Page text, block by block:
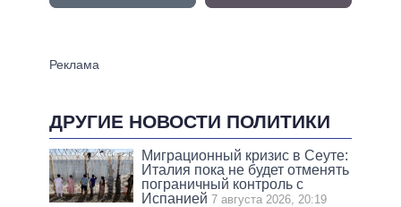
ДРУГИЕ НОВОСТИ ПОЛИТИКИ
Миграционный кризис в Сеуте:
Италия пока не будет отменять
пограничный контроль с
Испанией 7 августа 2026, 20:19